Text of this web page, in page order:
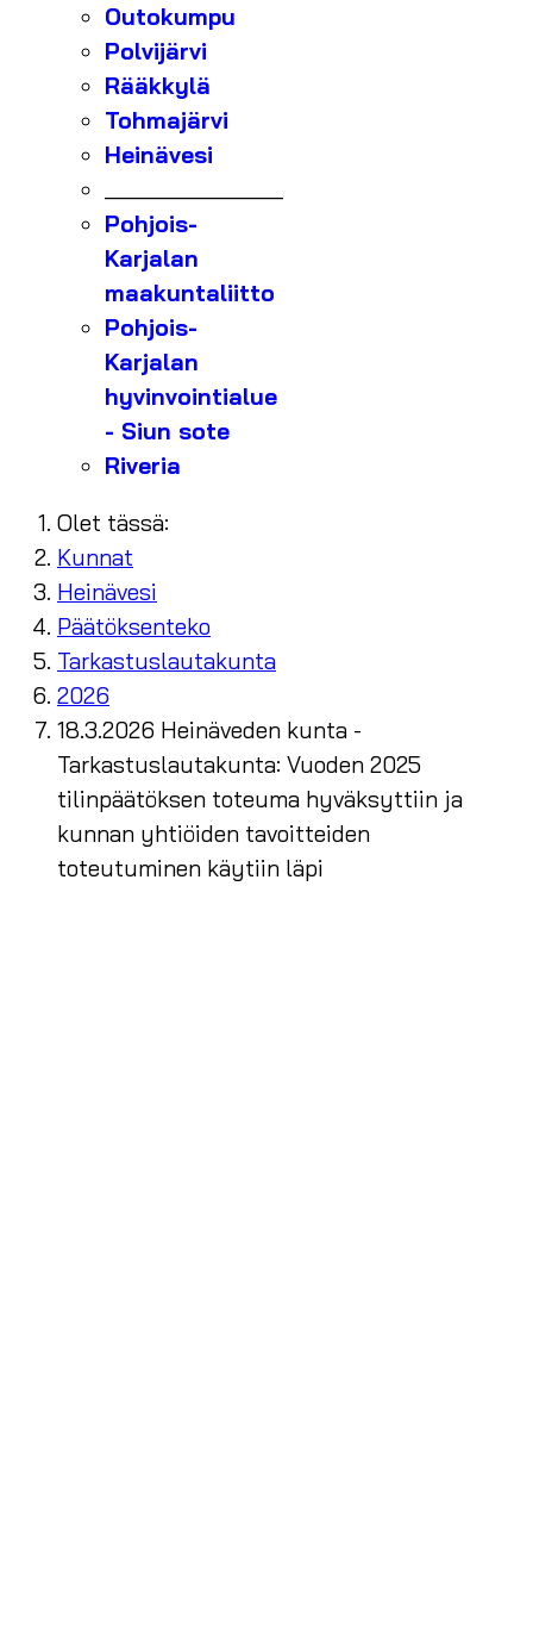
Outokumpu
Polvijärvi
Rääkkylä
Tohmajärvi
Heinävesi
Pohjois-
Karjalan
maakuntaliitto
Pohjois-
Karjalan
hyvinvointialue
- Siun sote
Riveria
Olet tässä:
Kunnat
Heinävesi
Päätöksenteko
Tarkastuslautakunta
2026
18.3.2026 Heinäveden kunta -
Tarkastuslautakunta: Vuoden 2025
tilinpäätöksen toteuma hyväksyttiin ja
kunnan yhtiöiden tavoitteiden
toteutuminen käytiin läpi